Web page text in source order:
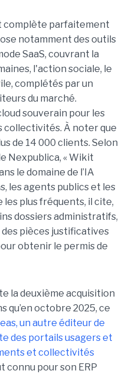
complète parfaitement
notamment des outils
SaaS, couvrant la
l'action sociale, le
complétés par un
du marché.
souverain pour les
collectivités. À noter que
de 14 000 clients. Selon
Nexpublica, « Wikit
le domaine de l’IA
les agents publics et les
les plus fréquents, il cite,
dossiers administratifs,
pièces justificatives
obtenir le permis de
la deuxième acquisition
qu’en octobre 2025, ce
un autre éditeur de
des portails usagers et
et collectivités
connu pour son ERP